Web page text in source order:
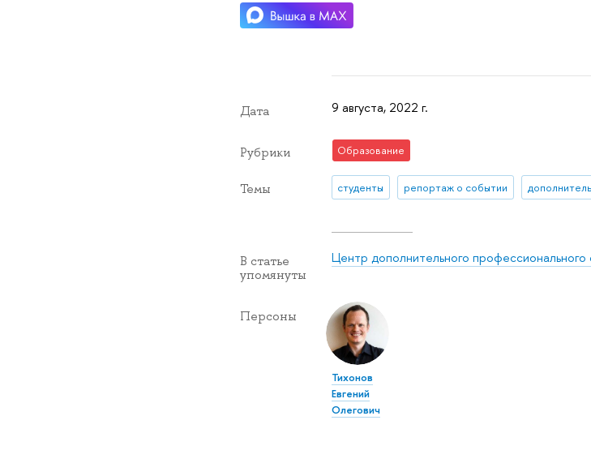
Дата 9 августа, 2022 г.
Рубрики Образование
Темы студенты репортаж о событии
В статье
упомянуты
Центр дополнительного профессионального
Персоны
Тихонов
Евгений
Олегович